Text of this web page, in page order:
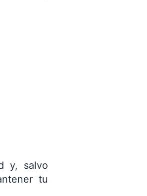
y, salvo
tu